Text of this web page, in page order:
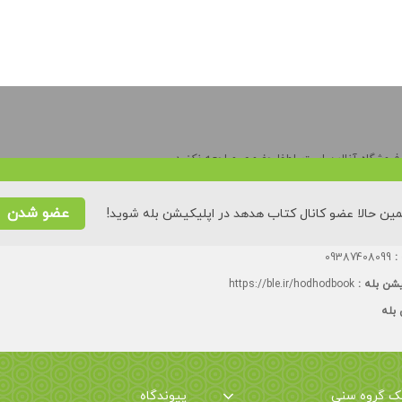
حالا عضو کانال کتاب هدهد در اپلیکیشن بله شوید! عضو شدن
آنلاین است. لطفا حضوری مراجعه نکنید.
تا چهارشنبه:
۸۸۵۵۳۵۲۸
توحیدی (بیست و سوم)، کوی ۲۳ شایان، پلاک ٢۶، درب سمت چپ، تک زنگ.
:
09387408099
بله : https://ble.ir/hodhodbook
بله
گروه سنی پیوندگاه